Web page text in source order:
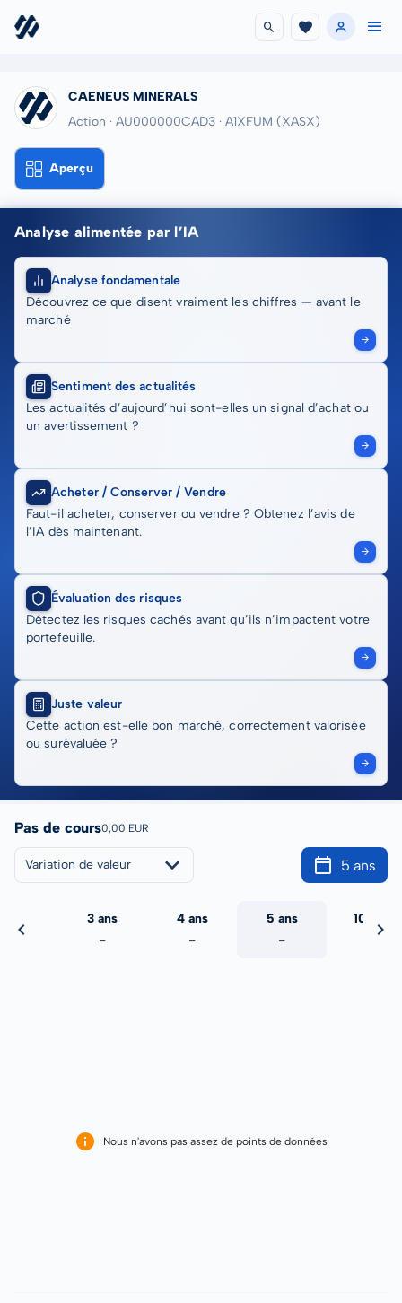
CAENEUS MINERALS
Action · AU000000CAD3 · A1XFUM (XASX)
Aperçu
Analyse alimentée par l’IA
Analyse fondamentale
Découvrez ce que disent vraiment les chiffres — avant le
marché
Sentiment des actualités
Les actualités d’aujourd’hui sont-elles un signal d’achat ou
un avertissement ?
Acheter / Conserver / Vendre
Faut-il acheter, conserver ou vendre ? Obtenez l’avis de
l’IA dès maintenant.
Évaluation des risques
Détectez les risques cachés avant qu’ils n’impactent votre
portefeuille.
Juste valeur
Cette action est-elle bon marché, correctement valorisée
ou surévaluée ?
Pas de cours0,00 EUR
Variation de valeur 5 ans
3 ans
-
4 ans
-
5 ans
-
10 ans
Nous n'avons pas assez de points de données